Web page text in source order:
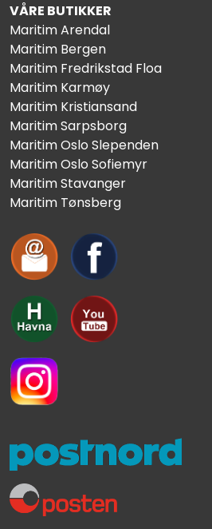
VÅRE BUTIKKER
Maritim Arendal
Maritim Bergen
Maritim Fredrikstad Floa
Maritim Karmøy
Maritim Kristiansand
Maritim Sarpsborg
Maritim Oslo Slependen
Maritim Oslo Sofiemyr
Maritim Stavanger
Maritim Tønsberg